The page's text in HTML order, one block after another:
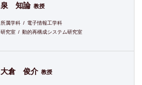
泉 知論 教授
所属学科
電子情報工学科
研究室
動的再構成システム研究室
大倉 俊介 教授